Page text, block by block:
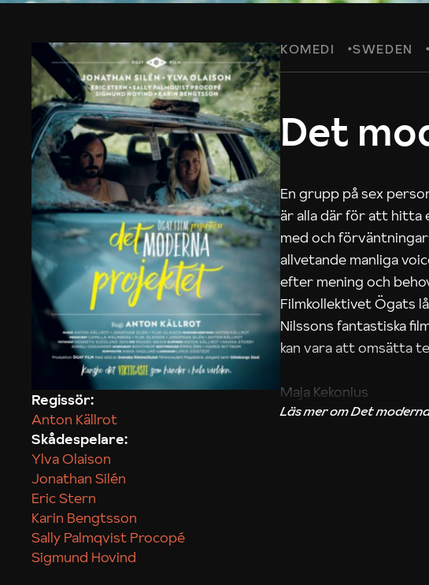
KOMEDI SWEDEN
Det
En grupp på sex
är alla där för att hitta
med och
allvetande manliga
efter mening och
Filmkollektivet Ögats
Nilssons fantastiska
kan vara att omsätta
Maja Kekonius
Regissör:
Anton Källrot
Skådespelare:
Ylva Olaison
Jonathan Silén
Eric Stern
Karin Bengtsson
Sally Palmqvist Procopé
Sigmund Hovind